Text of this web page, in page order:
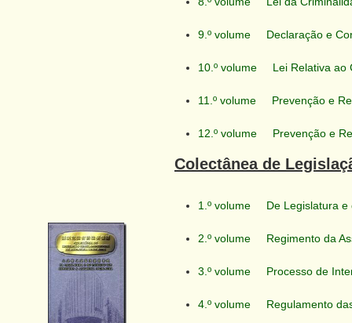
9.º volume Declaração e
10.º volume Lei Relativa ao
11.º volume Prevenção e
12.º volume Prevenção e
Colectânea de
1.º volume De Legislatura e
2.º volume Regimento da
3.º volume Processo de
4.º volume Regulamento